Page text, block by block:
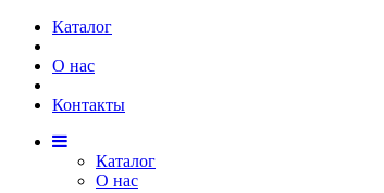
Каталог
О нас
Контакты
Каталог
О нас